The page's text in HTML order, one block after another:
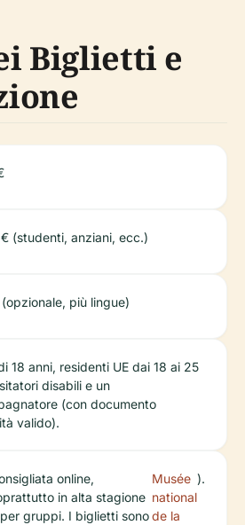
Biglietti e
(studenti, anziani, ecc.)
più lingue)
18 anni, residenti UE dai 18 ai 25
disabili e un
(con documento
valido).
online,
in alta stagione
gruppi. I biglietti sono
Musée
national
de la
).